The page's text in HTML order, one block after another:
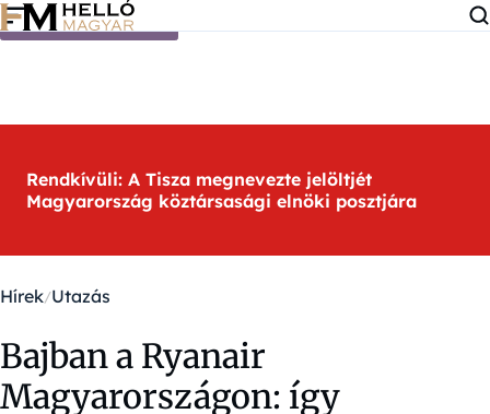
Ugrás a tartalomra
Rendkívüli: A Tisza megnevezte jelöltjét
Magyarország köztársasági elnöki posztjára
Hírek Utazás
Bajban a Ryanair
Magyarországon: így